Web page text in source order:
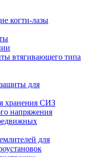
когти-лазы
втягивающего типа
для
хранения СИЗ
напряжения
для